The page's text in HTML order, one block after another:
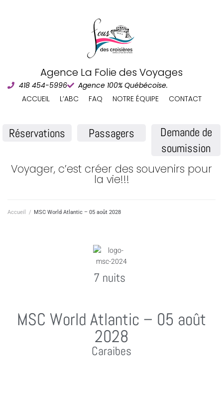
Agence La Folie des Voyages
418 454-5996
Agence 100% Québécoise.
ACCUEIL
L’ABC FAQ NOTRE ÉQUIPE CONTACT
Réservations Passagers
Demande de
soumission
Voyager, c’est créer des souvenirs pour
la vie!!!
Accueil / MSC World Atlantic – 05 août 2028
7 nuits
MSC World Atlantic – 05 août
2028
Caraibes